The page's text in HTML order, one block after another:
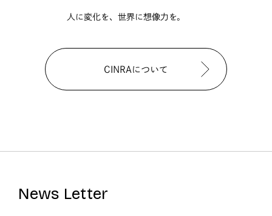
人に変化を、世界に想像力を。
CINRAについて
News Letter